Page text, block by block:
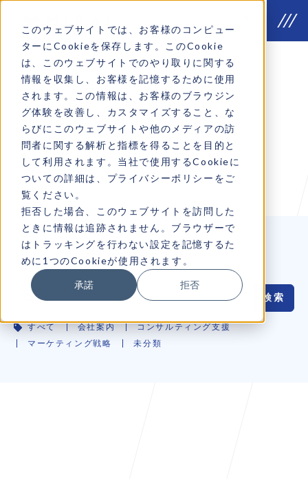
このウェブサイトでは、お客様のコンピュー
ターにCookieを保存します。このCookie
は、このウェブサイトでのやり取りに関する
情報を収集し、お客様を記憶するために使用
されます。この情報は、お客様のブラウジン
グ体験を改善し、カスタマイズすること、な
らびにこのウェブサイトや他のメディアの訪
問者に関する解析と指標を得ることを目的と
して利用されます。当社で使用するCookieに
ついての詳細は、プライバシーポリシーをご
覧ください。
拒否した場合、このウェブサイトを訪問した
ときに情報は追跡されません。ブラウザーで
はトラッキングを行わない設定を記憶するた
めに1つのCookieが使用されます。
承諾 拒否
how we do
COLUMN
MIRAIコラム
どんな情報をお探しですか？
すべて 会社案内
コンサルティング支援
マーケティング戦略
未分類